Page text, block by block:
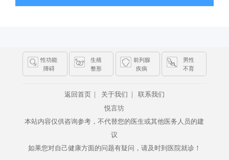
性功能
障碍
生殖
整形
前列腺
疾病
男性
不育
返回首页 | 关于我们 |
联系我们
悦言坊
本站内容仅供咨询参考，不代替您的医生或其他医务人员的建
议
如果您对自己健康方面的问题有疑问，请及时到医院就诊！